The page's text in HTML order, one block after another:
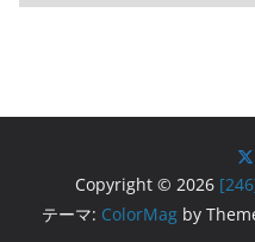
テ
Copyright © 2026
テーマ: ColorMag by